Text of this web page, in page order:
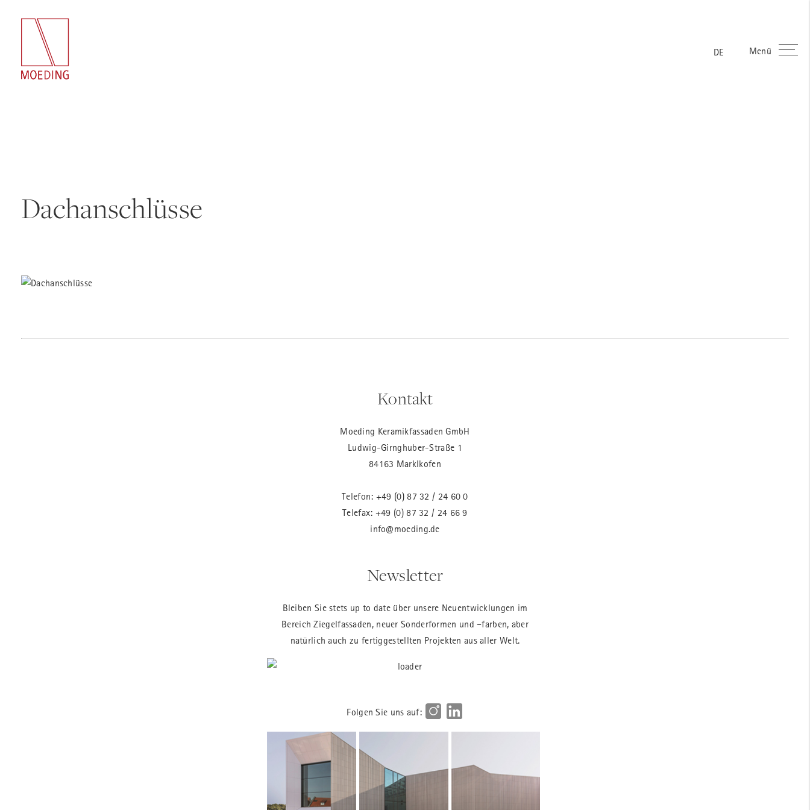
DE Menü
Dachanschlüsse
Kontakt
Moeding Keramikfassaden GmbH
Ludwig-Girnghuber-Straße 1
84163 Marklkofen
Telefon: +49 (0) 87 32 / 24 60 0
Telefax: +49 (0) 87 32 / 24 66 9
info@moeding.de
Newsletter
Bleiben Sie stets up to date über unsere Neuentwicklungen im
Bereich Ziegelfassaden, neuer Sonderformen und –farben, aber
natürlich auch zu fertiggestellten Projekten aus aller Welt.
Folgen Sie uns auf: